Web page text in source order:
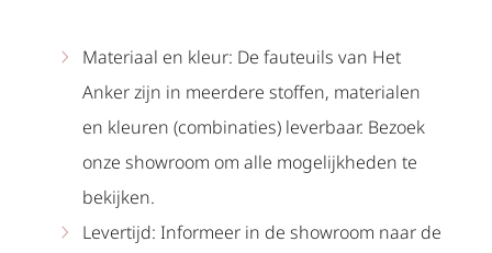
Materiaal en kleur: De fauteuils van Het
Anker zijn in meerdere stoffen, materialen
en kleuren (combinaties) leverbaar. Bezoek
onze showroom om alle mogelijkheden te
bekijken.
Levertijd: Informeer in de showroom naar de